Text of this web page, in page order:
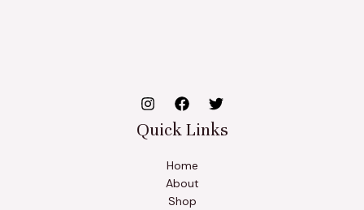
Quick Links
Home
About
Shop